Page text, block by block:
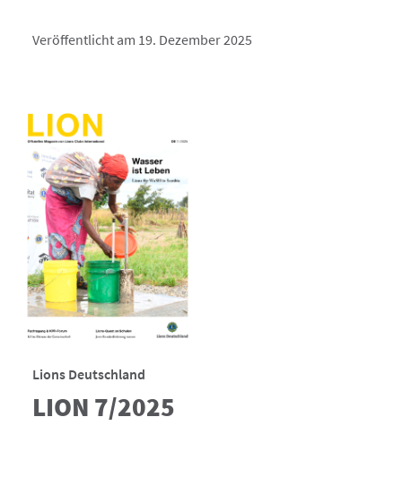
Veröffentlicht am 19. Dezember 2025
Lions Deutschland
LION 7/2025